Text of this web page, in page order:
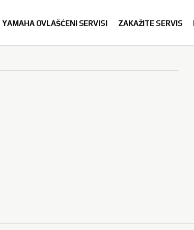
YAMAHA OVLAŠĆENI SERVISI ZAKAŽITE SERVIS